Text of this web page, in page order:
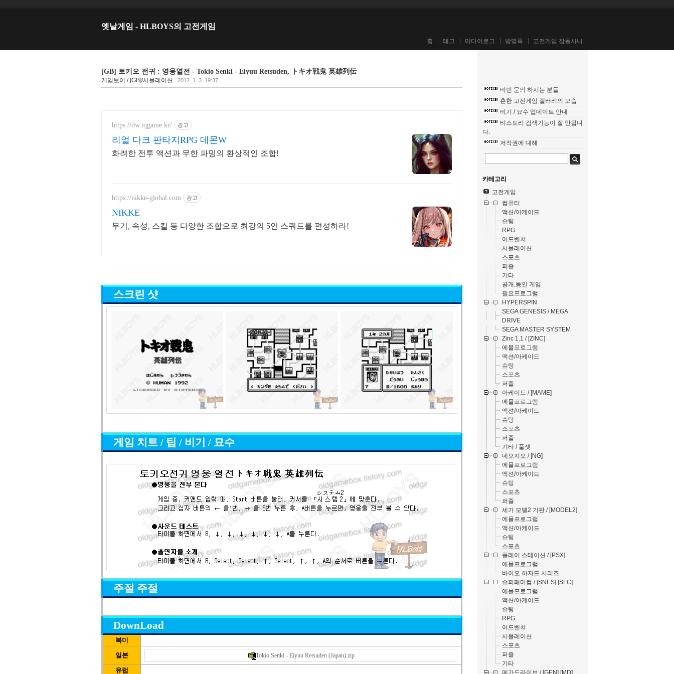
옛날게임 - HLBOYS의 고전게임
홈 태그 미디어로그 방명록 고전게임 잡동사니
[GB] 토키오 전귀 : 영웅열전 - Tokio Senki - Eiyuu Retsuden, トキオ戦鬼 英雄列伝
게임보이 / [GB]/시뮬레이션 2012. 1. 3. 19:37
https://dw.tqgame.kr/ 광고
리얼 다크 판타지RPG 데몬W
화려한 전투 액션과 무한 파밍의 환상적인 조합!
https://nikke-global.com 광고
NIKKE
무기, 속성, 스킬 등 다양한 조합으로 최강의 5인 스쿼드를 편성하라!
스크린 샷
게임 치트 / 팁 / 비기 / 묘수
주절 주절
DownLoad
북미
일본
Tokio Senki - Eiyuu Retsuden (Japan).zip
유럽
비번 문의 하시는 분들
흔한 고전게임 갤러리의 모습
비기 / 묘수 업데이트 안내
티스토리 검색기능이 잘 안됩니
다.
저작권에 대해
카테고리
고전게임
컴퓨터
액션/아케이드
슈팅
RPG
어드벤쳐
시뮬레이션
스포츠
퍼즐
기타
공개,동인 게임
필요프로그램
HYPERSPIN
SEGA GENESIS / MEGA
DRIVE
SEGA MASTER SYSTEM
Zinc 1.1 / [ZINC]
에뮬프로그램
액션/아케이드
슈팅
스포츠
퍼즐
아케이드 / [MAME]
에뮬프로그램
액션/아케이드
슈팅
스포츠
퍼즐
기타 / 풀셋
네오지오 / [NG]
에뮬프로그램
액션/아케이드
슈팅
스포츠
퍼즐
세가 모델2 기판 / [MODEL2]
에뮬프로그램
액션/아케이드
슈팅
스포츠
플레이 스테이션 / [PSX]
에뮬프로그램
바이오 하자드 시리즈
슈퍼패미컴 / [SNES] [SFC]
에뮬프로그램
액션/아케이드
슈팅
RPG
어드벤쳐
시뮬레이션
스포츠
퍼즐
기타
메가드라이브 / [GEN] [MD]